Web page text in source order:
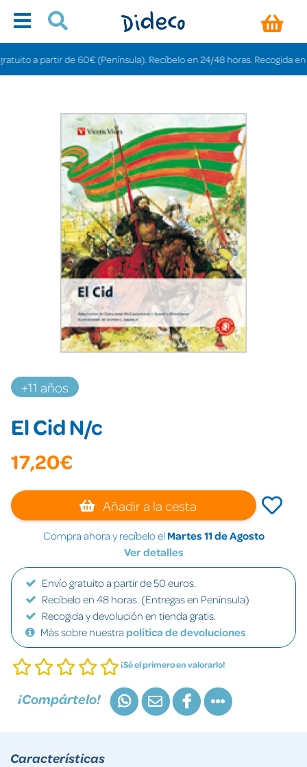
a partir de 60€ (Península). Recíbelo en 24/48 horas. Recogida en
+11 años
El Cid N/c
17,20€
Añadir a la cesta
Compra ahora y recíbelo el Martes 11 de Agosto
Ver detalles
Envío gratuito a partir de 50 euros.
Recíbelo en 48 horas. (Entregas en Península)
Recogida y devolución en tienda gratis.
Más sobre nuestra política de devoluciones
¡Sé el primero en valorarlo!
¡Compártelo!
Características